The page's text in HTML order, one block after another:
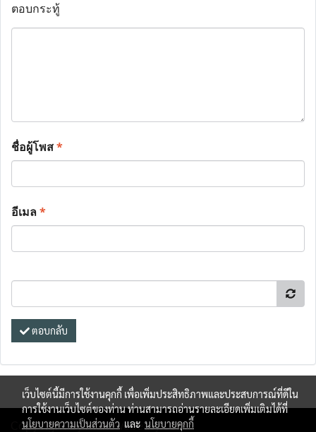
ตอบกระทู้
ชื่อผู้โพส*
อีเมล*
ตอบกลับ
Copy right by makewebeasy.com
เว็บไซต์นี้มีการใช้งานคุกกี้ เพื่อเพิ่มประสิทธิภาพและประสบการณ์ที่ดีใน
การใช้งานเว็บไซต์ของท่าน ท่านสามารถอ่านรายละเอียดเพิ่มเติมได้ที่
นโยบายความเป็นส่วนตัว และ นโยบายคุกกี้